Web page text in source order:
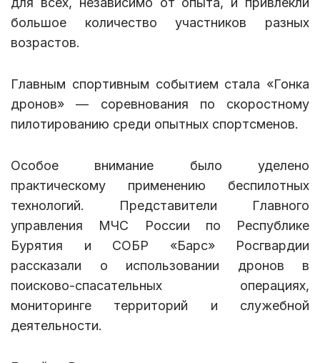
большое количество участников разных
возрастов.
Главным спортивным событием стала «Гонка
дронов» — соревнования по скоростному
пилотированию среди опытных спортсменов.
Особое внимание было уделено
практическому применению беспилотных
технологий. Представители Главного
управления МЧС России по Республике
Бурятия и СОБР «Барс» Росгвардии
рассказали о использовании дронов в
поисково-спасательных операциях,
мониторинге территорий и служебной
деятельности.